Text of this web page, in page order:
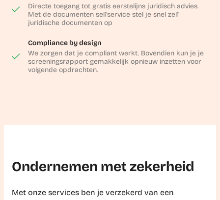
Directe toegang tot gratis eerstelijns juridisch advies.
Met de documenten selfservice stel je snel zelf
juridische documenten op
Compliance by design
We zorgen dat je compliant werkt. Bovendien kun je je
screeningsrapport gemakkelijk opnieuw inzetten voor
volgende opdrachten.
Ondernemen met zekerheid
Met onze services ben je verzekerd van een